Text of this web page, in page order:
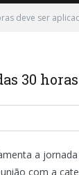
deve ser
30
a
com a